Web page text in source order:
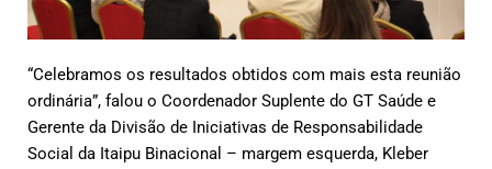
“Celebramos os resultados obtidos com mais esta reunião
ordinária”, falou o Coordenador Suplente do GT Saúde e
Gerente da Divisão de Iniciativas de Responsabilidade
Social da Itaipu Binacional – margem esquerda, Kleber